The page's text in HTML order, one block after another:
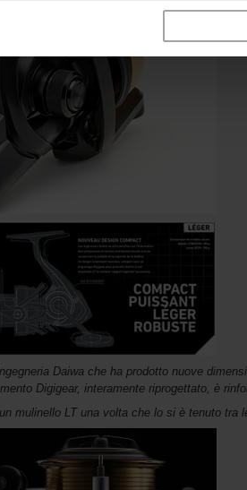
Daiwa che ha prodotto nuove
Digigear, interamente riprogettato, è
mulinello LT una volta che lo si è tenuto tra